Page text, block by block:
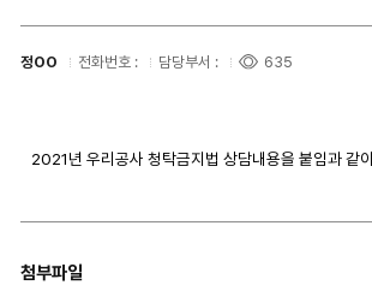
정OO 전화번호 : 담당부서 : 635
2021년 우리공사 청탁금지법 상담내용을 붙임과 같
첨부파일